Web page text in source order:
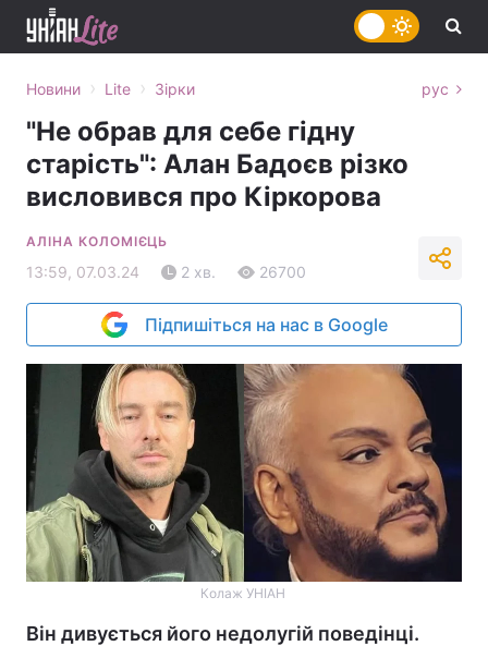
Новини › Lite › Зірки рус
"Не обрав для себе гідну
старість": Алан Бадоєв різко
висловився про Кіркорова
АЛІНА КОЛОМІЄЦЬ
13:59, 07.03.24 2 хв. 26700
Підпишіться на нас в Google
Колаж УНІАН
Він дивується його недолугій поведінці.